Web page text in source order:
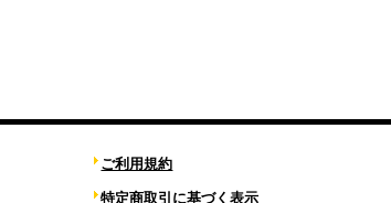
ご利用規約
特定商取引に基づく表示